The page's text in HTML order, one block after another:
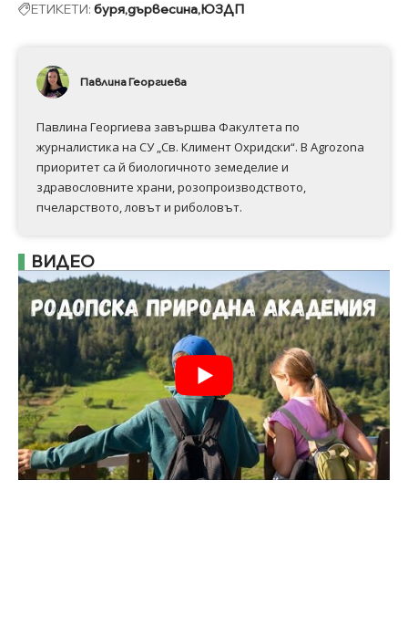
ЕТИКЕТИ: бурядървесина ЮЗДП
Павлина Георгиева
Павлина Георгиева завършва Факултета по
журналистика на СУ „Св. Климент Охридски“. В Аgrozona
приоритет са й биологичното земеделие и
здравословните храни, розопроизводството,
пчеларството, ловът и риболовът.
ВИДЕО